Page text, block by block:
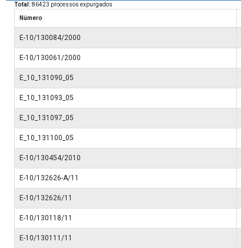
Total: 86423 processos expurgados
Número
E-10/130084/2000
E-10/130061/2000
E_10_131090_05
E_10_131093_05
E_10_131097_05
E_10_131100_05
E-10/130454/2010
E-10/132626-A/11
E-10/132626/11
E-10/130118/11
E-10/130111/11